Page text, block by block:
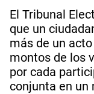
El Tribunal
que un
más de un
montos de los
por cada
conjunta en un